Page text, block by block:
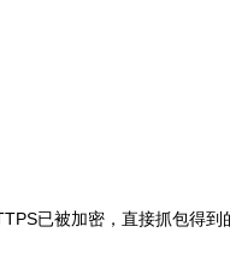
已被加密，直接抓包得